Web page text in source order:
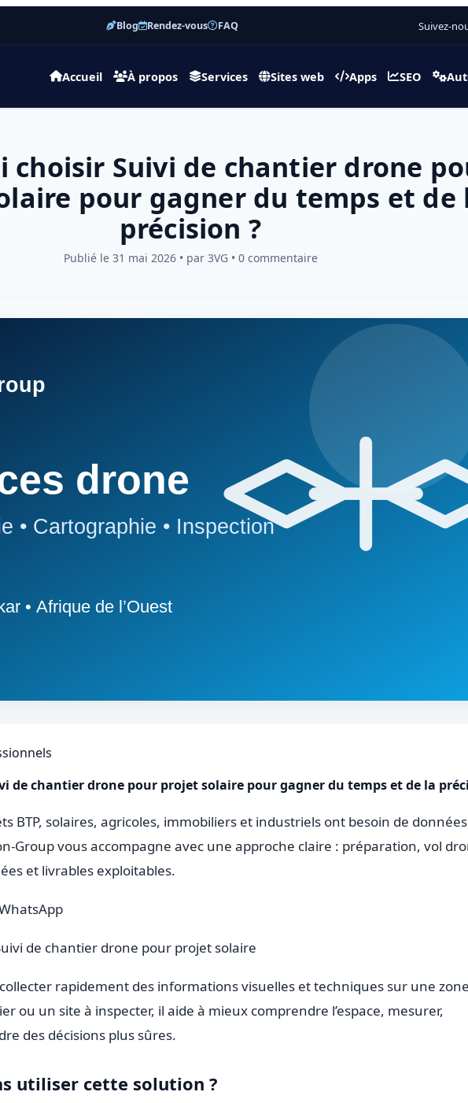
Blog Rendez-vous FAQ Suivez-
Accueil À propos Services Sites web Apps SEO
choisir Suivi de chantier drone
pour gagner du temps et de
précision ?
Publié le 31 mai 2026 • par 3VG • 0 commentaire
de chantier drone pour projet solaire pour gagner du temps et de la
BTP, solaires, agricoles, immobiliers et industriels ont besoin de données
Group vous accompagne avec une approche claire : préparation, vol
et livrables exploitables.
de chantier drone pour projet solaire
rapidement des informations visuelles et techniques sur une
ou un site à inspecter, il aide à mieux comprendre l’espace, mesurer,
des décisions plus sûres.
utiliser cette solution ?